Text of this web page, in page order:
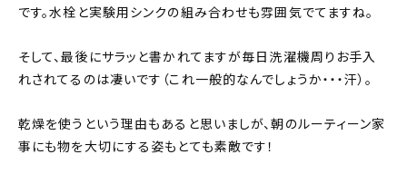
です。水栓と実験用シンクの組み合わせも雰囲気でてますね。
そして、最後にサラッと書かれてますが毎日洗濯機周りお手入
れされてるのは凄いです（これ一般的なんでしょうか・・・汗）。
乾燥を使うという理由もあると思いましが、朝のルーティーン家
事にも物を大切にする姿もとても素敵です！